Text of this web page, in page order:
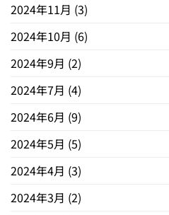
2024年11月 (3)
2024年10月 (6)
2024年9月 (2)
2024年7月 (4)
2024年6月 (9)
2024年5月 (5)
2024年4月 (3)
2024年3月 (2)